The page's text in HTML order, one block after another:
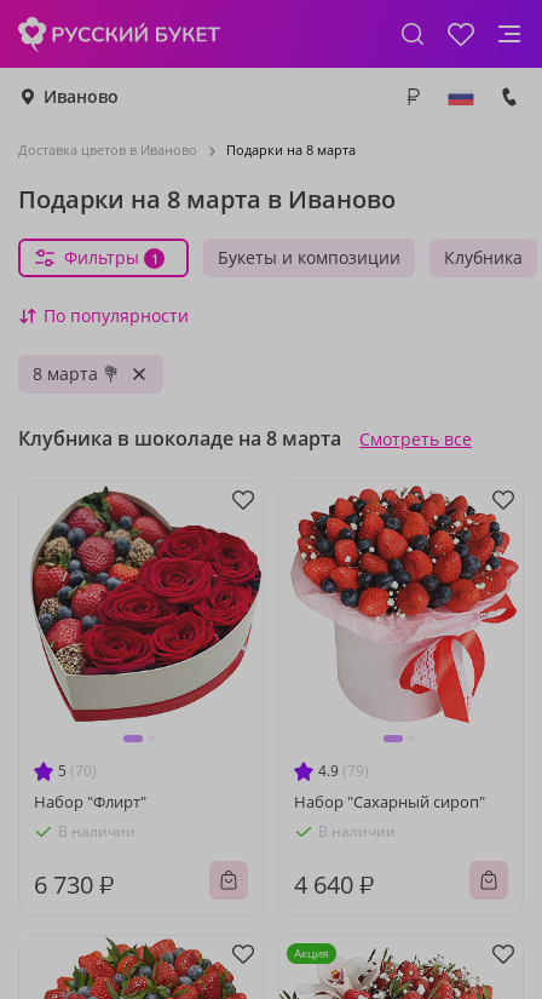
Иваново
Доставка цветов в Иваново Подарки на 8 марта
Подарки на 8 марта в Иваново
Букеты и композиции Клубника
Фильтры 1
По популярности
8 марта 💐
Клубника в шоколаде на 8 марта Смотреть все
5 (70)
Набор "Флирт"
В наличии
6 730 ₽
4.9 (79)
Набор "Сахарный сироп"
В наличии
4 640 ₽
Акция